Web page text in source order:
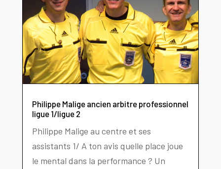
Philippe Malige ancien arbitre professionnel
ligue 1/ligue 2
Philippe Malige au centre et ses
assistants 1/ A ton avis quelle place joue
le mental dans la performance ? Un